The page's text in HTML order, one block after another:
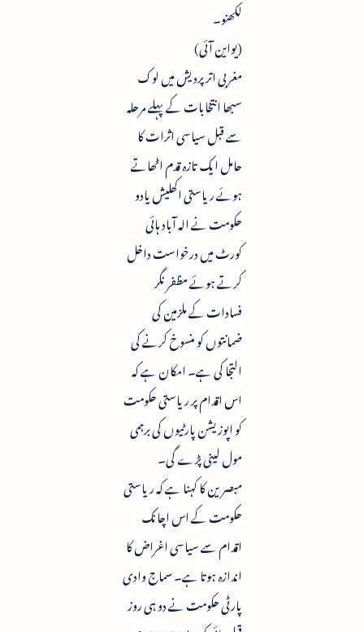
لکھنو۔
(یواین آئی)
مغربی اترپردیش میں لوک
سبھا انتخابات کے پہلے مرحلہ
سے قبل سیاسی اثرات کا
حامل ایک تازہ قدم اٹھاتے
ہوئے ریاستی اکھلیش یادو
حکومت نے الہ آباد ہائی
کورٹ میں درخواست داخل
کرتے ہوئے مظفر نگر
فسادات کے ملزمین کی
ضمانتوں کو منسوخ کرنے کی
التجا کی ہے۔ امکان ہے کہ
اس اقدام پر ریاستی حکومت
کو اپوزیشن پارٹیوں کی برہمی
مول لینی پڑے گی۔
مبصرین کا کہنا ہے کہ ریاستی
حکومت کے اس اچانک
اقدام سے سیاسی اغراض کا
اندازہ ہوتا ہے۔ سماج وادی
پارٹی حکومت نے دو ہی روز